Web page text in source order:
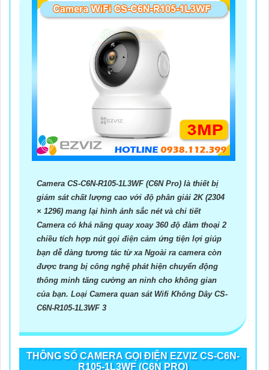
Camera CS-C6N-R105-1L3WF (C6N Pro) là thiết bị
giám sát chất lượng cao với độ phân giải 2K (2304
× 1296) mang lại hình ảnh sắc nét và chi tiết
Camera có khả năng quay xoay 360 độ đàm thoại 2
chiều tích hợp nút gọi điện cảm ứng tiện lợi giúp
bạn dễ dàng tương tác từ xa Ngoài ra camera còn
được trang bị công nghệ phát hiện chuyển động
thông minh tăng cường an ninh cho không gian
của bạn. Loại Camera quan sát Wifi Không Dây CS-
C6N-R105-1L3WF 3
THÔNG SỐ CAMERA GỌI ĐIỆN EZVIZ CS-C6N-
R105-1L3WF (C6N PRO)